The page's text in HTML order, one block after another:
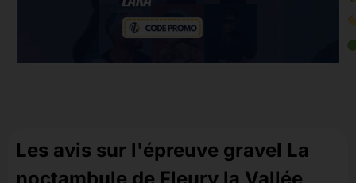
Les avis sur l'épreuve gravel La